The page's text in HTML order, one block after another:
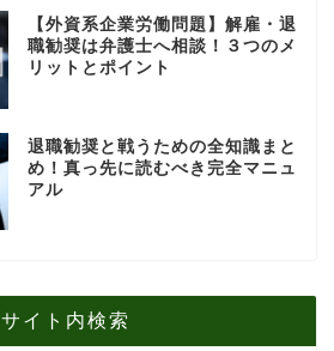
【外資系企業労働問題】解雇・退
職勧奨は弁護士へ相談！３つのメ
リットとポイント
退職勧奨と戦うための全知識まと
め！真っ先に読むべき完全マニュ
アル
サイト内検索